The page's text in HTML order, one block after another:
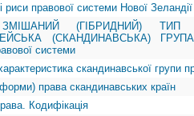
риси правової системи Нової Зеландії
(ГІБРИДНИЙ) ТИП
(СКАНДИНАВСЬКА)
системи
скандинавської групи
права скандинавських країн
Кодифікація